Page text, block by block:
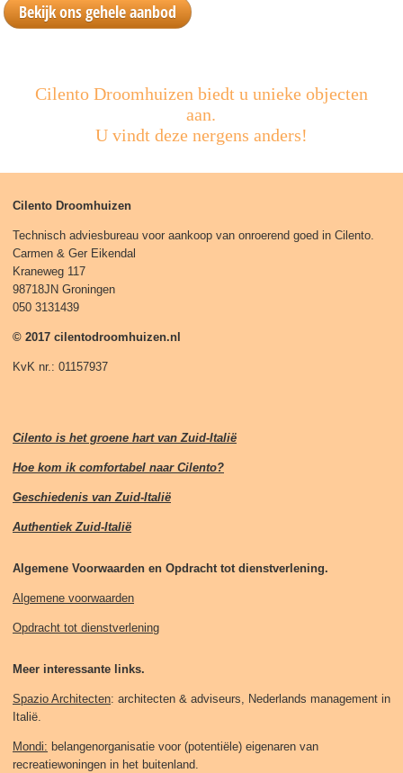
Bekijk ons gehele aanbod
Cilento Droomhuizen biedt u unieke objecten
aan.
U vindt deze nergens anders!
Cilento Droomhuizen
Technisch adviesbureau voor aankoop van onroerend goed in Cilento.
Carmen & Ger Eikendal
Kraneweg 117
98718JN Groningen
050 3131439
© 2017 cilentodroomhuizen.nl
KvK nr.: 01157937
Cilento is het groene hart van Zuid-Italië
Hoe kom ik comfortabel naar Cilento?
Geschiedenis van Zuid-Italië
Authentiek Zuid-Italië
Algemene Voorwaarden en Opdracht tot dienstverlening.
Algemene voorwaarden
Opdracht tot dienstverlening
Meer interessante links.
Spazio Architecten: architecten & adviseurs, Nederlands management in
Italië.
Mondi: belangenorganisatie voor (potentiële) eigenaren van
recreatiewoningen in het buitenland.